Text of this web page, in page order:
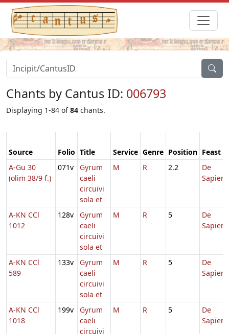
Chants by Cantus ID: 006793
Displaying 1-84 of84 chants.
Source Folio Title Service Genre Position Feast
A-Gu 30
(olim 38/9 f.)
071v
Gyrum
caeli
circuivi
sola et
M R 2.2
De
A-KN CCl
1012
128v
Gyrum
caeli
circuivi
sola et
M R 5
De
A-KN CCl
589
133v
Gyrum
caeli
circuivi
sola et
M R 5
De
A-KN CCl
1018
199v
Gyrum
caeli
circuivi
M R 5
De